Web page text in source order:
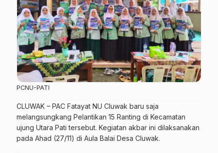
PCNU-PATI
CLUWAK – PAC Fatayat NU Cluwak baru saja
melangsungkang Pelantikan 15 Ranting di Kecamatan
ujung Utara Pati tersebut. Kegiatan akbar ini dilaksanakan
pada Ahad (27/11) di Aula Balai Desa Cluwak.